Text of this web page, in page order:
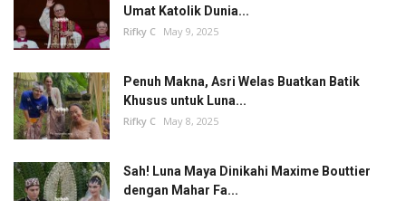
Umat Katolik Dunia...
Rifky C May 9, 2025
Penuh Makna, Asri Welas Buatkan Batik
Khusus untuk Luna...
Rifky C May 8, 2025
Sah! Luna Maya Dinikahi Maxime Bouttier
dengan Mahar Fa...